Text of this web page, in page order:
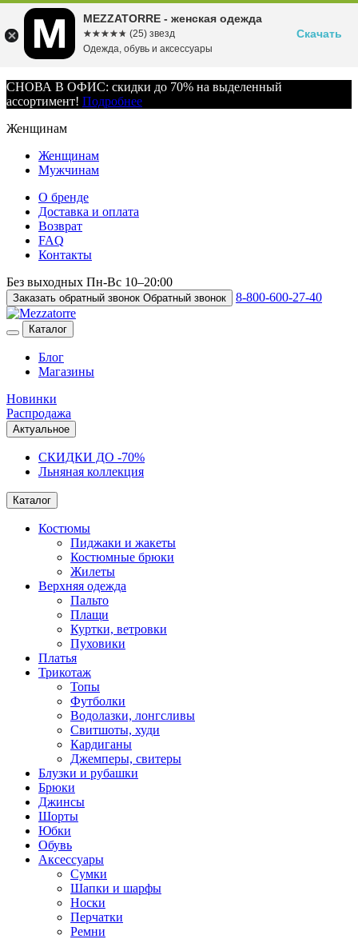
СНОВА В ОФИС: скидки до 70% на выделенный
ассортимент! Подробнее
Женщинам
Женщинам
Мужчинам
О бренде
Доставка и оплата
Возврат
FAQ
Контакты
Без выходных Пн-Вс 10–20:00
Заказать обратный звонок Обратный звонок 8-800-600-27-40
Каталог
Блог
Магазины
Новинки
Распродажа
Актуальное
СКИДКИ ДО -70%
Льняная коллекция
Каталог
Костюмы
Пиджаки и жакеты
Костюмные брюки
Жилеты
Верхняя одежда
Пальто
Плащи
Куртки, ветровки
Пуховики
Платья
Трикотаж
Топы
Футболки
Водолазки, лонгсливы
Свитшоты, худи
Кардиганы
Джемперы, свитеры
Блузки и рубашки
Брюки
Джинсы
Шорты
Юбки
Обувь
Аксессуары
Сумки
Шапки и шарфы
Носки
Перчатки
Ремни
MEZZATORRE - женская одежда
☆☆☆☆☆
★★★★★ (25) звезд
Одежда, обувь и аксессуары
Скачать